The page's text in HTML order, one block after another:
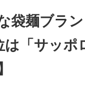
袋麺ブラ
「サッポ